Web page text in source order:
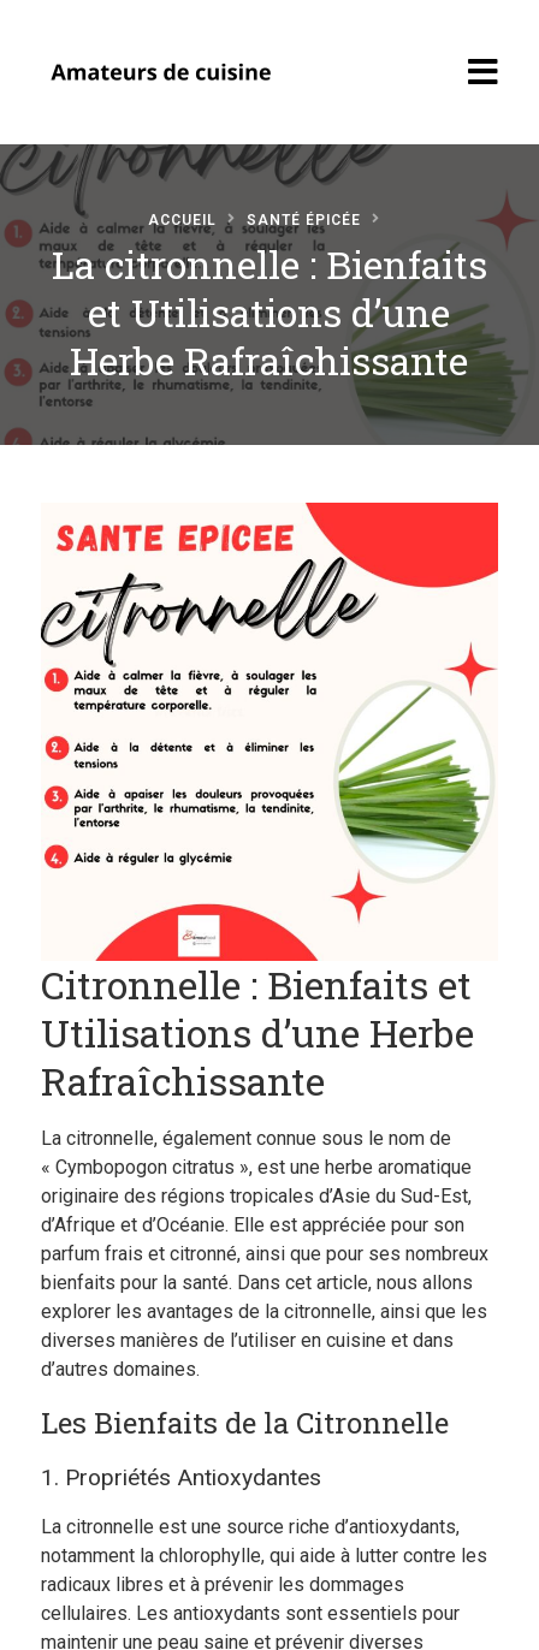
Accueil
Recettes
Soumettre une
recette
Cuisine
Boutique
Blog
ACCUEIL SANTÉ ÉPICÉE
La citronnelle : Bienfaits
et Utilisations d’une
Herbe Rafraîchissante
Citronnelle : Bienfaits et
Utilisations d’une Herbe
Rafraîchissante
La citronnelle, également connue sous le nom de
« Cymbopogon citratus », est une herbe aromatique
originaire des régions tropicales d’Asie du Sud-Est,
d’Afrique et d’Océanie. Elle est appréciée pour son
parfum frais et citronné, ainsi que pour ses nombreux
bienfaits pour la santé. Dans cet article, nous allons
explorer les avantages de la citronnelle, ainsi que les
diverses manières de l’utiliser en cuisine et dans
d’autres domaines.
Les Bienfaits de la Citronnelle
1. Propriétés Antioxydantes
La citronnelle est une source riche d’antioxydants,
notamment la chlorophylle, qui aide à lutter contre les
radicaux libres et à prévenir les dommages
cellulaires. Les antioxydants sont essentiels pour
maintenir une peau saine et prévenir diverses